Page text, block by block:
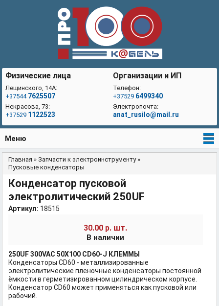
Физические лица
Лещинского, 14А:
+37544 7625507
Некрасова, 73:
+37529 1122523
Организации и ИП
Телефон:
+37529 6499340
Электропочта:
anat_rusilo@mail.ru
Меню
Вы здесь
Главная » Запчасти к электроинструменту »
Пусковые конденсаторы
Конденсатор пусковой
электролитический 250UF
Артикул: 18515
30.00 р. шт.
В наличии
250UF 300VAC 50Х100 CD60-J КЛЕММЫ
Конденсаторы CD60 - металлизированные
электролитические пленочные конденсаторы постоянной
ёмкости в герметизированном цилиндрическом корпусе.
Конденсатор CD60 может применяться как пусковой или
рабочий.